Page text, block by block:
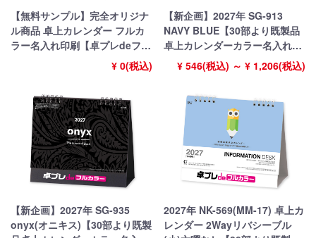
【無料サンプル】完全オリジナ
ル商品 卓上カレンダー フルカ
ラー名入れ印刷【卓プレdeフル
¥ 0(税込)
【新企画】2027年 SG-913
NAVY BLUE【30部より既製品
卓上カレンダーカラー名入れ印
刷】【卓プレdeフルカラー】搭
¥ 546(税込) ～ ¥ 1,206(税込)
【新企画】2027年 SG-935
onyx(オニキス)【30部より既製
2027年 NK-569(MM-17) 卓上カ
レンダー 2Wayリバシーブル